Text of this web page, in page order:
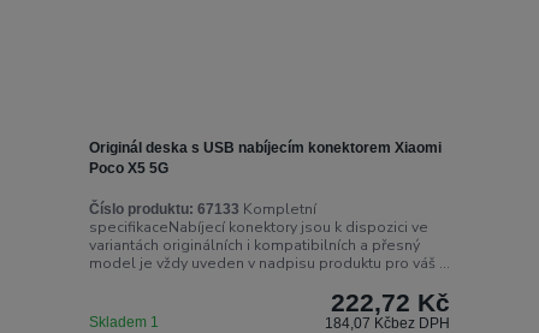
Originál deska s USB nabíjecím konektorem Xiaomi
Poco X5 5G
Číslo produktu: 67133 Kompletní
specifikaceNabíjecí konektory jsou k dispozici ve
variantách originálních i kompatibilních a přesný
model je vždy uveden v nadpisu produktu pro váš ...
222,72 Kč
184,07 Kčbez DPH
Skladem 1